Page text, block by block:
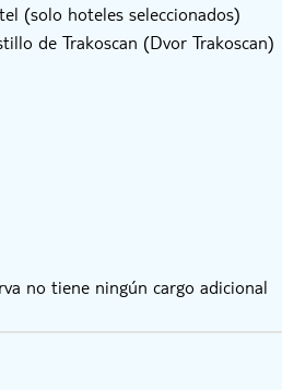
(solo hoteles seleccionados)
de Trakoscan (Dvor Trakoscan)
no tiene ningún cargo adicional